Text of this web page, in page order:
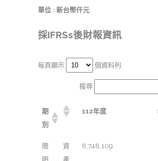
單位 : 新台幣仟元
採IFRSs後財報資訊
每頁顯示 個資料列
搜尋:
期
別
112年度
簡
明
資
產
8,748,109